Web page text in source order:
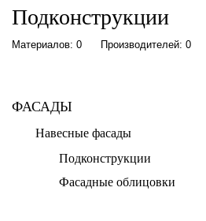
Подконструкции
Материалов: 0 Производителей: 0
ФАСАДЫ
Навесные фасады
Подконструкции
Фасадные облицовки